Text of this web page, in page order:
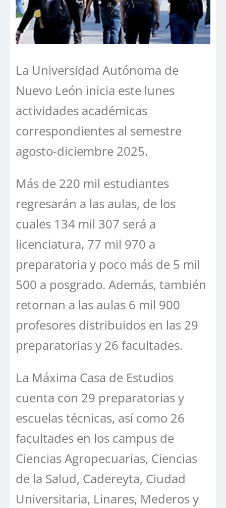
La Universidad Autónoma de
Nuevo León inicia este lunes
actividades académicas
correspondientes al semestre
agosto-diciembre 2025.
Más de 220 mil estudiantes
regresarán a las aulas, de los
cuales 134 mil 307 será a
licenciatura, 77 mil 970 a
preparatoria y poco más de 5 mil
500 a posgrado. Además, también
retornan a las aulas 6 mil 900
profesores distribuidos en las 29
preparatorias y 26 facultades.
La Máxima Casa de Estudios
cuenta con 29 preparatorias y
escuelas técnicas, así como 26
facultades en los campus de
Ciencias Agropecuarias, Ciencias
de la Salud, Cadereyta, Ciudad
Universitaria, Linares, Mederos y